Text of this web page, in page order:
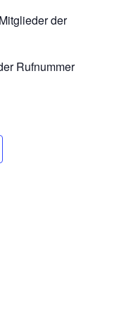
der
Rufnummer